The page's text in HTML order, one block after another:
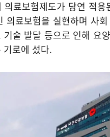
료보험제도가 당연 적
의료보험을 실현하며 사
술 발달 등으로 인해 요
기로에 섰다.